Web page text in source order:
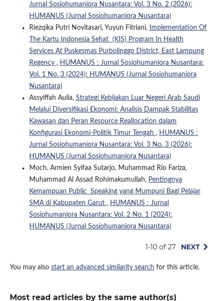
Jurnal Sosiohumaniora Nusantara: Vol. 3 No. 2 (2026):
HUMANUS (Jurnal Sosiohumaniora Nusantara)
Riezqika Putri Novitasari, Yuyun Fitriani,
Implementation Of
The Kartu Indonesia Sehat (KIS) Program In Health
Services At Puskesmas Purbolinggo District, East Lampung
Regency , HUMANUS : Jurnal Sosiohumaniora Nusantara:
Vol. 1 No. 3 (2024): HUMANUS (Jurnal Sosiohumaniora
Nusantara)
Assyiffah Aulia, Strategi Kebijakan Luar Negeri Arab Saudi
Melalui Diversifikasi Ekonomi: Analisis Dampak Stabilitas
Kawasan dan Peran Resource Reallocation dalam
Konfigurasi Ekonomi-Politik Timur Tengah , HUMANUS :
Jurnal Sosiohumaniora Nusantara: Vol. 3 No. 3 (2026):
HUMANUS (Jurnal Sosiohumaniora Nusantara)
Moch. Armien Syifaa Sutarjo, Muhammad Rio Fariza,
Muhammad Al Assad Rohimakumullah, Pentingnya
Kemampuan Public Speaking yang Mumpuni Bagi Pelajar
SMA di Kabupaten Garut , HUMANUS : Jurnal
Sosiohumaniora Nusantara: Vol. 2 No. 1 (2024):
HUMANUS (Jurnal Sosiohumaniora Nusantara)
1-10 of 27 NEXT
You may also start an advanced similarity search for this article.
Most read articles by the same author(s)